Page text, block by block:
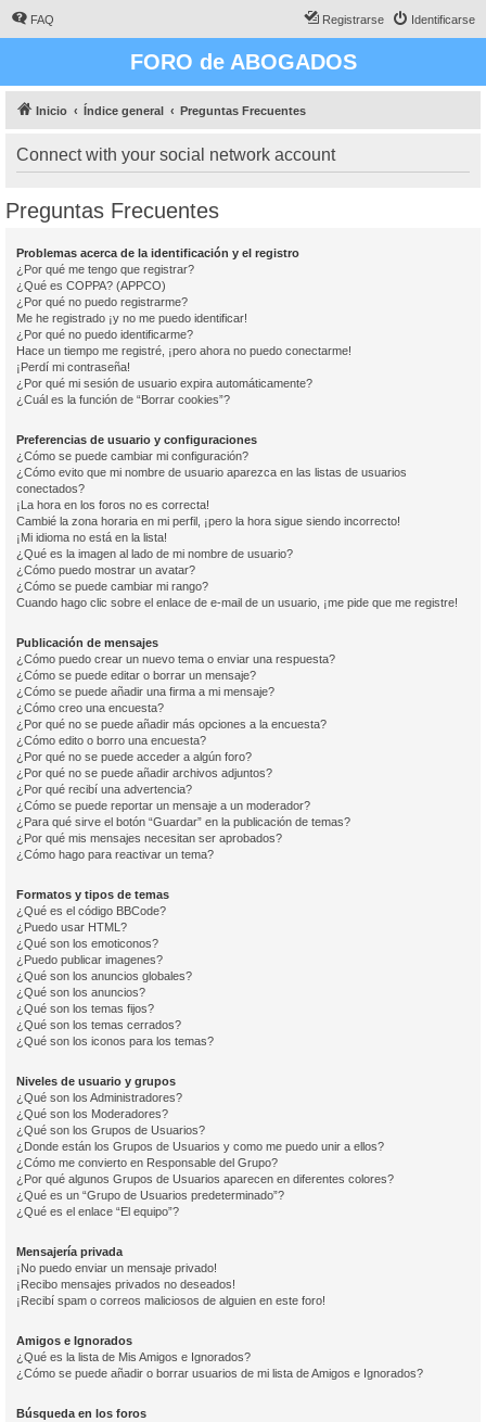
FAQ Identificarse
Registrarse
FORO de ABOGADOS
Inicio Índice general Preguntas Frecuentes
Connect with your social network account
Preguntas Frecuentes
Problemas acerca de la identificación y el registro
¿Por qué me tengo que registrar?
¿Qué es COPPA? (APPCO)
¿Por qué no puedo registrarme?
Me he registrado ¡y no me puedo identificar!
¿Por qué no puedo identificarme?
Hace un tiempo me registré, ¡pero ahora no puedo conectarme!
¡Perdí mi contraseña!
¿Por qué mi sesión de usuario expira automáticamente?
¿Cuál es la función de “Borrar cookies”?
Preferencias de usuario y configuraciones
¿Cómo se puede cambiar mi configuración?
¿Cómo evito que mi nombre de usuario aparezca en las listas de usuarios
conectados?
¡La hora en los foros no es correcta!
Cambié la zona horaria en mi perfil, ¡pero la hora sigue siendo incorrecto!
¡Mi idioma no está en la lista!
¿Qué es la imagen al lado de mi nombre de usuario?
¿Cómo puedo mostrar un avatar?
¿Cómo se puede cambiar mi rango?
Cuando hago clic sobre el enlace de e-mail de un usuario, ¡me pide que me registre!
Publicación de mensajes
¿Cómo puedo crear un nuevo tema o enviar una respuesta?
¿Cómo se puede editar o borrar un mensaje?
¿Cómo se puede añadir una firma a mi mensaje?
¿Cómo creo una encuesta?
¿Por qué no se puede añadir más opciones a la encuesta?
¿Cómo edito o borro una encuesta?
¿Por qué no se puede acceder a algún foro?
¿Por qué no se puede añadir archivos adjuntos?
¿Por qué recibí una advertencia?
¿Cómo se puede reportar un mensaje a un moderador?
¿Para qué sirve el botón “Guardar” en la publicación de temas?
¿Por qué mis mensajes necesitan ser aprobados?
¿Cómo hago para reactivar un tema?
Formatos y tipos de temas
¿Qué es el código BBCode?
¿Puedo usar HTML?
¿Qué son los emoticonos?
¿Puedo publicar imagenes?
¿Qué son los anuncios globales?
¿Qué son los anuncios?
¿Qué son los temas fijos?
¿Qué son los temas cerrados?
¿Qué son los iconos para los temas?
Niveles de usuario y grupos
¿Qué son los Administradores?
¿Qué son los Moderadores?
¿Qué son los Grupos de Usuarios?
¿Donde están los Grupos de Usuarios y como me puedo unir a ellos?
¿Cómo me convierto en Responsable del Grupo?
¿Por qué algunos Grupos de Usuarios aparecen en diferentes colores?
¿Qué es un “Grupo de Usuarios predeterminado”?
¿Qué es el enlace “El equipo”?
Mensajería privada
¡No puedo enviar un mensaje privado!
¡Recibo mensajes privados no deseados!
¡Recibí spam o correos maliciosos de alguien en este foro!
Amigos e Ignorados
¿Qué es la lista de Mis Amigos e Ignorados?
¿Cómo se puede añadir o borrar usuarios de mi lista de Amigos e Ignorados?
Búsqueda en los foros